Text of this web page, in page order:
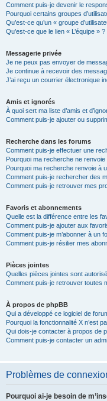
Comment puis-je devenir le
Pourquoi certains groupes
Qu’est-ce qu’un « groupe
Qu’est-ce que le lien « L’équipe » ?
Messagerie privée
Je ne peux pas envoyer de
Je continue à recevoir des
J’ai reçu un courrier électronique
Amis et ignorés
À quoi sert ma liste d’amis et
Comment puis-je ajouter ou
Recherche dans les forums
Comment puis-je effectuer une
Pourquoi ma recherche ne
Pourquoi ma recherche renvoie à
Comment puis-je rechercher des
Comment puis-je retrouver mes
Favoris et abonnements
Quelle est la différence entre les
Comment puis-je ajouter aux
Comment puis-je m’abonner à un
Comment puis-je résilier mes
Pièces jointes
Quelles pièces jointes sont
Comment puis-je retrouver toutes
À propos de phpBB
Qui a développé ce logiciel de
Pourquoi la fonctionnalité X n’est
Qui dois-je contacter à propos de
Comment puis-je contacter un
Problèmes de
Pourquoi ai-je besoin de